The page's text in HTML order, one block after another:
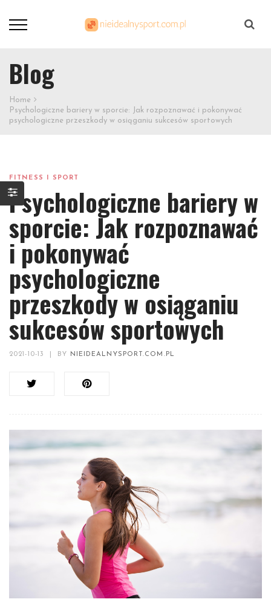
Blog
Home
Psychologiczne bariery w sporcie: Jak rozpoznawać i pokonywać
psychologiczne przeszkody w osiąganiu sukcesów sportowych
FITNESS I SPORT
Psychologiczne bariery w
sporcie: Jak rozpoznawać
i pokonywać
psychologiczne
przeszkody w osiąganiu
sukcesów sportowych
2021-10-13 BY NIEIDEALNYSPORT.COM.PL